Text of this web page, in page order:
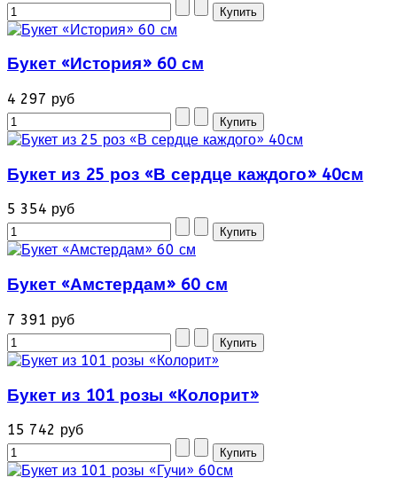
Букет «История» 60 см
4 297 руб
Букет из 25 роз «В сердце каждого» 40см
5 354 руб
Букет «Амстердам» 60 см
7 391 руб
Букет из 101 розы «Колорит»
15 742 руб